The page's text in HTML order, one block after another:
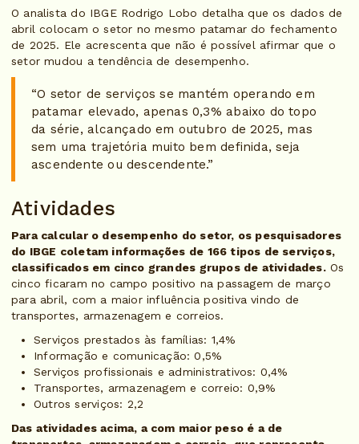
O analista do IBGE Rodrigo Lobo detalha que os dados de
abril colocam o setor no mesmo patamar do fechamento
de 2025. Ele acrescenta que não é possível afirmar que o
setor mudou a tendência de desempenho.
“O setor de serviços se mantém operando em
patamar elevado, apenas 0,3% abaixo do topo
da série, alcançado em outubro de 2025, mas
sem uma trajetória muito bem definida, seja
ascendente ou descendente.”
Atividades
Para calcular o desempenho do setor, os pesquisadores
do IBGE coletam informações de 166 tipos de serviços,
classificados em cinco grandes grupos de atividades.Os
cinco ficaram no campo positivo na passagem de março
para abril, com a maior influência positiva vindo de
transportes, armazenagem e correios.
Serviços prestados às famílias: 1,4%
Informação e comunicação: 0,5%
Serviços profissionais e administrativos: 0,4%
Transportes, armazenagem e correio: 0,9%
Outros serviços: 2,2
Das atividades acima, a com maior peso é a de